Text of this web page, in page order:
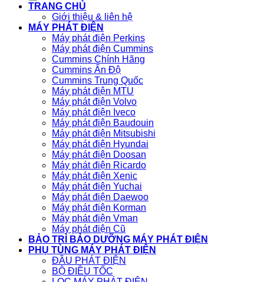
TRANG CHỦ
Giới thiệu & liên hệ
MÁY PHÁT ĐIỆN
Máy phát điện Perkins
Máy phát điện Cummins
Cummins Chính Hãng
Cummins Ấn Độ
Cummins Trung Quốc
Máy phát điện MTU
Máy phát điện Volvo
Máy phát điện Iveco
Máy phát điện Baudouin
Máy phát điện Mitsubishi
Máy phát điện Hyundai
Máy phát điện Doosan
Máy phát điện Ricardo
Máy phát điện Xenic
Máy phát điện Yuchai
Máy phát điện Daewoo
Máy phát điện Korman
Máy phát điện Vman
Máy phát điện Cũ
BẢO TRÌ BẢO DƯỠNG MÁY PHÁT ĐIỆN
PHỤ TÙNG MÁY PHÁT ĐIỆN
ĐẦU PHÁT ĐIỆN
BỘ ĐIỀU TỐC